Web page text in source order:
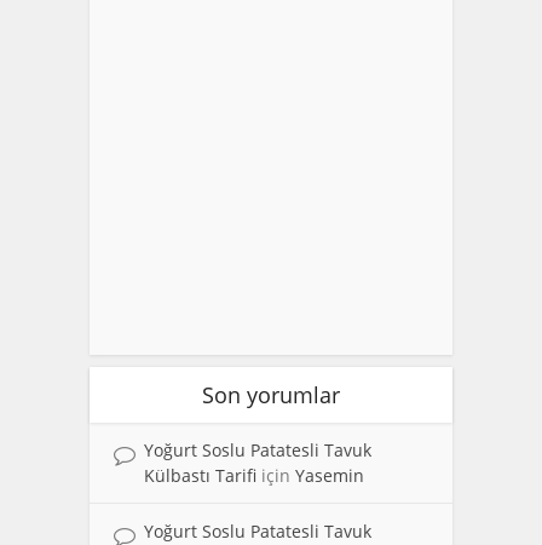
Son yorumlar
Yoğurt Soslu Patatesli Tavuk
Külbastı Tarifi için Yasemin
Yoğurt Soslu Patatesli Tavuk